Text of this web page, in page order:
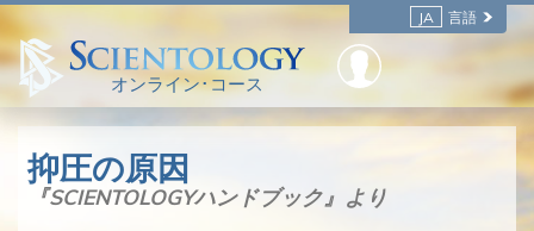
JA 言語
オンライン･コース
抑圧の原因
『SCIENTOLOGYハンドブック』より